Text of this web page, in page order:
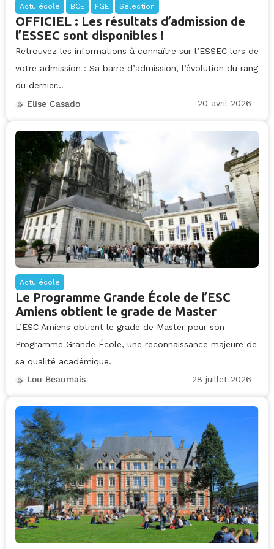
Actu école BCE PGE Sélection
OFFICIEL : Les résultats d’admission de
l’ESSEC sont disponibles !
Retrouvez les informations à connaître sur l’ESSEC lors de
votre admission : Sa barre d’admission, l’évolution du rang
du dernier...
Elise Casado
20 avril 2026
Actu école
Le Programme Grande École de l’ESC
Amiens obtient le grade de Master
L’ESC Amiens obtient le grade de Master pour son
Programme Grande École, une reconnaissance majeure de
sa qualité académique.
Lou Beaumais
28 juillet 2026